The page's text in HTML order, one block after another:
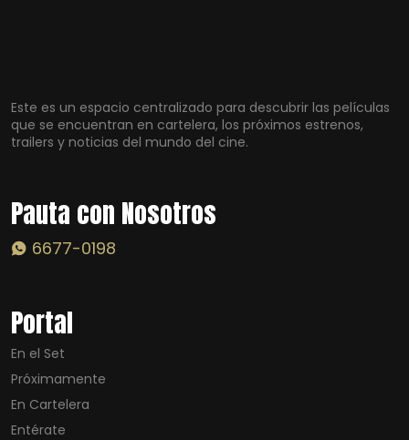
Este es un espacio centralizado para descubrir las películas
que se encuentran en cartelera, los próximos estrenos,
trailers y noticias del mundo del cine.
Pauta con Nosotros
6677-0198
Portal
En el Set
Próximamente
En Cartelera
Entérate